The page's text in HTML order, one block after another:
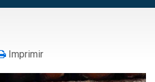
Imprimir